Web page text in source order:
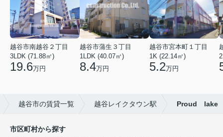
越谷市南越谷２丁目
3LDK (71.88㎡)
19.6万円
越谷市蒲生３丁目
1LDK (40.07㎡)
8.4万円
越谷市宮本町１丁目
1K (22.14㎡)
5.2万円
越谷市の賃貸一覧 越谷レイクタウン駅 Proud lake
市区町村から探す